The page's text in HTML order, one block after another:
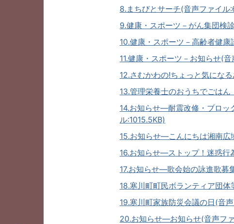
8.まちびとサーチ(音声ファイル
9.健康・スポーツ－がん集団検
10.健康・スポーツ－高齢者健
11.健康・スポーツ－お知らせ(音
12.さむかわの!ちょっと気にな
13.管理栄養士のおうちでごは
14.お知らせ―耐震改修・ブロッ
ル:1015.5KB)
15.お知らせ―こんにちは湘南広
16.お知らせ―ストップ！迷惑行
17.お知らせ―歌会始の詠進歌募
18.寒川町町民ボランティア団
19.寒川町家族防災会議の日(音
20.お知らせ―お知らせ(音声フ